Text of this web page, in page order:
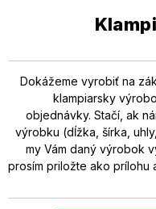
Dokážeme vyrobiť na
klampiarsky
objednávky. Stačí, ak
výrobku (dĺžka, šírka,
my Vám daný výrobok
prosím priložte ako prílohu